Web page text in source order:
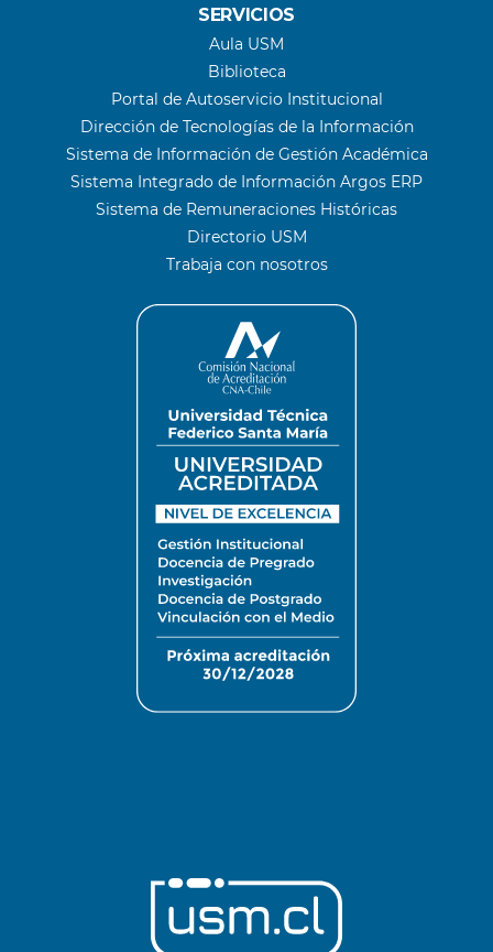
SERVICIOS
Aula USM
Biblioteca
Portal de Autoservicio Institucional
Dirección de Tecnologías de la Información
Sistema de Información de Gestión Académica
Sistema Integrado de Información Argos ERP
Sistema de Remuneraciones Históricas
Directorio USM
Trabaja con nosotros